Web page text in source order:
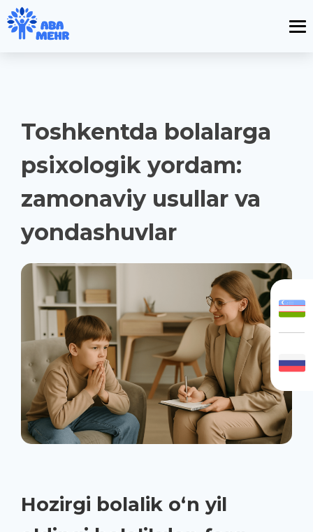
Toshkentda bolalarga
psixologik yordam:
zamonaviy usullar va
yondashuvlar
Hozirgi bolalik o‘n yil